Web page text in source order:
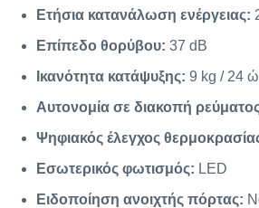
Ετήσια κατανάλωση ενέργειας:
Επίπεδο θορύβου: 37 dB
Ικανότητα κατάψυξης: 9 kg / 24
Αυτονομία σε διακοπή
Ψηφιακός έλεγχος
Εσωτερικός φωτισμός: LED
Ειδοποίηση ανοιχτής πόρτας: